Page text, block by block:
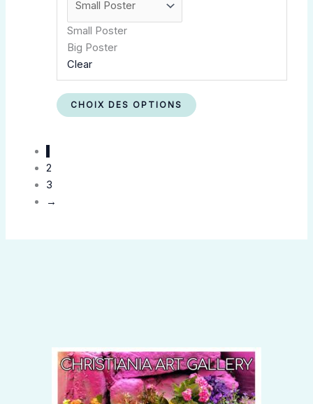
Small Poster
Big Poster
Clear
CHOIX DES OPTIONS
2
3
→